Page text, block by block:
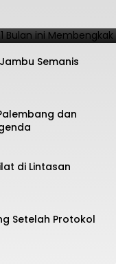
Semanis
dan
di Lintasan
Setelah Protokol